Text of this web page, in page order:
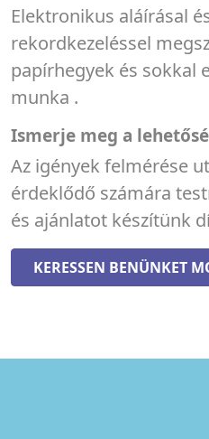
Elektronikus aláírásal
rekordkezeléssel
papírhegyek és sokkal
munka .
Ismerje meg a
Az igények felmérése
érdeklődő számára
és ajánlatot készítünk
KERESSEN BENÜNKET